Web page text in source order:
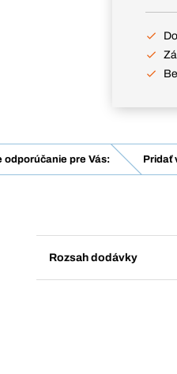
odporúčanie pre Vás: Pridať
Rozsah dodávky